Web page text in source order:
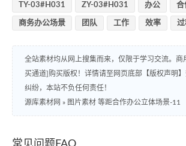
TY-03#H031 ZY-03#H031 办公 合
商务办公场景 团队 工作 效率 过
全站素材均从网上搜集而来，仅限于学习交流。商
买通道]购买版权！详情请至网页底部【版权声明
纠纷，本站不负任何责任！
源库素材网 » 图片素材 等距合作办公立体场景-11